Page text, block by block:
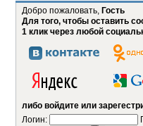
Добро пожаловать, Гость
Для того, чтобы оставить
1 клик через любой
либо войдите или
Логин: